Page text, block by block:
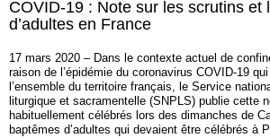
COVID-19 : Note sur les scrutins et
d’adultes en France
17 mars 2020 – Dans le contexte actuel de
raison de l’épidémie du coronavirus COVID-19
l’ensemble du territoire français, le Service
liturgique et sacramentelle (SNPLS) publie cette
habituellement célébrés lors des dimanches de
baptêmes d’adultes qui devaient être célébrés à